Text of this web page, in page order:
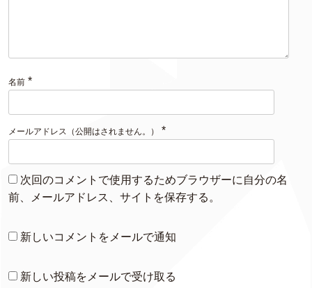
名前 *
メールアドレス（公開はされません。） *
次回のコメントで使用するためブラウザーに自分の名
前、メールアドレス、サイトを保存する。
新しいコメントをメールで通知
新しい投稿をメールで受け取る